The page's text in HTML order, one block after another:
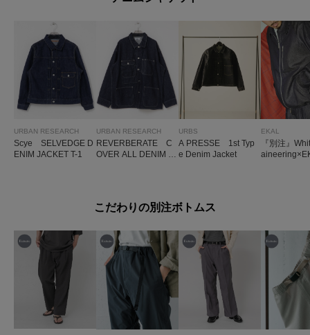
URBAN RESEARCH
Scye SELVEDGE D
ENIM JACKET T-1
URBAN RESEARCH
REVERBERATE C
OVER ALL DENIM J
URBS
A PRESSE 1st Typ
e Denim Jacket
EKAL
『別注』
こだわりの別注ボトムス